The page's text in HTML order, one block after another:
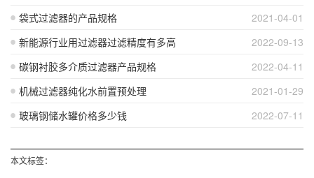
2021-04-01
袋式过滤器的产品规格
2022-09-13
新能源行业用过滤器过滤精度有多高
2022-04-11
碳钢衬胶多介质过滤器产品规格
2021-01-29
机械过滤器纯化水前置预处理
2022-07-11
玻璃钢储水罐价格多少钱
本文标签：